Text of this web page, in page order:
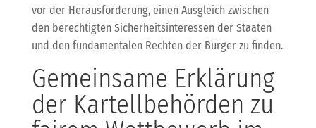
vor der Herausforderung, einen Ausgleich zwischen
den berechtigten Sicherheitsinteressen der Staaten
und den fundamentalen Rechten der Bürger zu finden.
Gemeinsame Erklärung
der Kartellbehörden zu